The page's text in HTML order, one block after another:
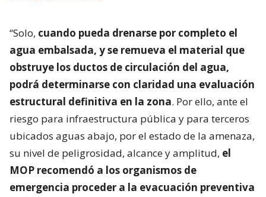
“Solo, cuando pueda drenarse por completo el
agua embalsada, y se remueva el material que
obstruye los ductos de circulación del agua,
podrá determinarse con claridad una evaluación
estructural definitiva en la zona. Por ello, ante el
riesgo para infraestructura pública y para terceros
ubicados aguas abajo, por el estado de la amenaza,
su nivel de peligrosidad, alcance y amplitud, el
MOP recomendó a los organismos de
emergencia proceder a la evacuación preventiva